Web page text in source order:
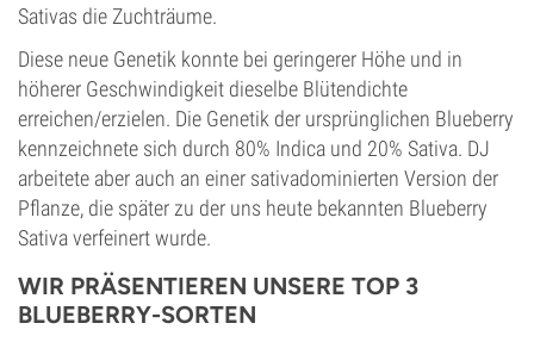
Sativas die Zuchträume.
Diese neue Genetik konnte bei geringerer Höhe und in
höherer Geschwindigkeit dieselbe Blütendichte
erreichen/erzielen. Die Genetik der ursprünglichen Blueberry
kennzeichnete sich durch 80% Indica und 20% Sativa. DJ
arbeitete aber auch an einer sativadominierten Version der
Pflanze, die später zu der uns heute bekannten Blueberry
Sativa verfeinert wurde.
WIR PRÄSENTIEREN UNSERE TOP 3
BLUEBERRY-SORTEN